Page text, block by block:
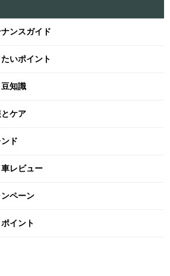
ンスガイド
いポイント
知識
ケア
ド
レビュー
ペーン
イント